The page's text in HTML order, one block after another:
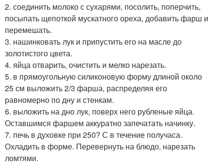
2. соединить молоко с сухарями, посолить, поперчить,
посыпать щепоткой мускатного ореха, добавить фарш и
перемешать.
3. нашинковать лук и припустить его на масле до
золотистого цвета.
4. яйца отварить, очистить и мелко нарезать.
5. в прямоугольную силиконовую форму длиной около
25 см выложить 2/3 фарша, распределяя его
равномерно по дну и стенкам.
6. выложить на дно лук, поверх него рубленые яйца.
Оставшимся фаршем аккуратно запечатать начинку.
7. печь в духовке при 250? С в течение получаса.
Охладить в форме. Перевернуть на блюдо, нарезать
ломтями.